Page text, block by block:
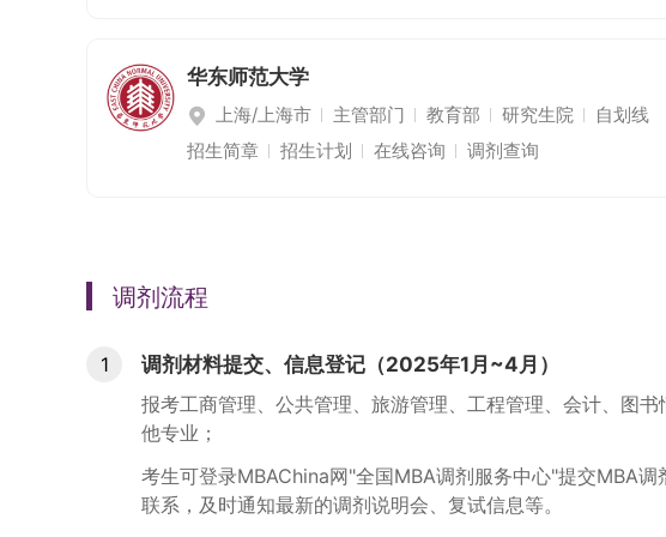
华东师范大学
上海/上海市 主管部门 教育部 研究生院
自划线
招生简章
招生计划 在线咨询 调剂查询
调剂流程
1
调剂材料提交、信息登记（2025年1月~4月）
报考工商管理、公共管理、旅游管理、工程管理、会计、图
他专业；
考生可登录MBAChina网"全国MBA调剂服务中心"提交MBA
联系，及时通知最新的调剂说明会、复试信息等。